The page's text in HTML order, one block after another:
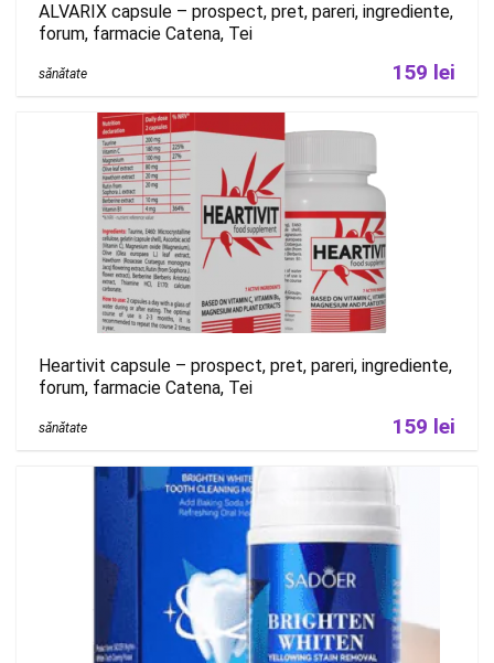
ALVARIX capsule – prospect, pret, pareri, ingrediente,
forum, farmacie Catena, Tei
sănătate 159 lei
Heartivit capsule – prospect, pret, pareri, ingrediente,
forum, farmacie Catena, Tei
sănătate 159 lei